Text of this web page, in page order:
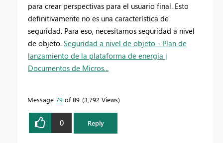
para crear perspectivas para el usuario final. Esto
definitivamente no es una característica de
seguridad. Para eso, necesitamos seguridad a nivel
de objeto. Seguridad a nivel de objeto - Plan de
lanzamiento de la plataforma de energía |
Documentos de Micros...
Message 79 of 89 3,792 Views
0 Reply